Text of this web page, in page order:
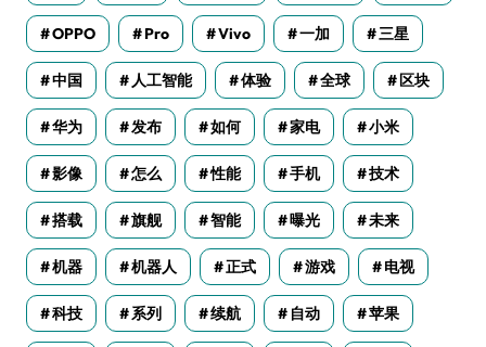
OPPO Pro Vivo 一加 三星
中国 人工智能 体验 全球 区块
华为 发布 如何 家电 小米
影像 怎么 性能 手机 技术
搭载 旗舰 智能 曝光 未来
机器 机器人 正式 游戏 电视
科技 系列 续航 自动 苹果